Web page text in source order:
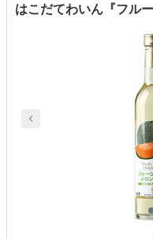
はこだてわいん『フル